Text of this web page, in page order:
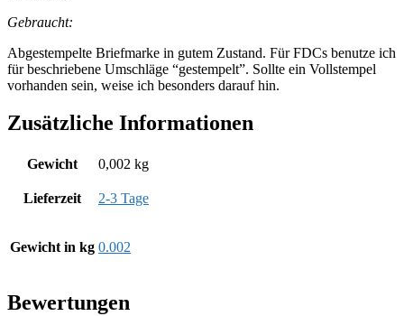
Gebraucht:
Abgestempelte Briefmarke in gutem Zustand. Für FDCs benutze ich
für beschriebene Umschläge “gestempelt”. Sollte ein Vollstempel
vorhanden sein, weise ich besonders darauf hin.
Zusätzliche Informationen
Gewicht 0,002 kg
Lieferzeit 2-3 Tage
Gewicht in kg 0.002
Bewertungen